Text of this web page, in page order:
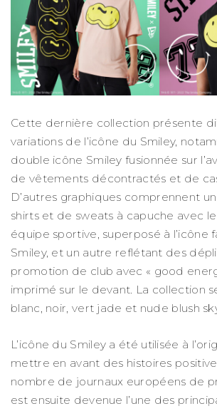
Cette dernière collection présente
variations de l’icône du Smiley,
double icône Smiley fusionnée sur
de vêtements décontractés et de
D’autres graphiques comprennent
shirts et de sweats à capuche avec le
équipe sportive, superposé à l’icône
Smiley, et un autre reflétant des
promotion de club avec « good
imprimé sur le devant. La collection
blanc, noir, vert jade et nude blush
L’icône du Smiley a été utilisée à
mettre en avant des histoires
nombre de journaux européens de
est ensuite devenue l’une des